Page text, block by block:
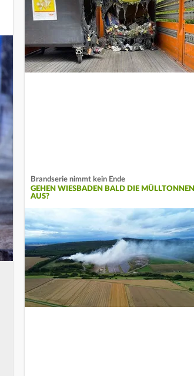
Brandserie nimmt kein Ende
GEHEN WIESBADEN BALD DIE MÜLLTONNEN
AUS?